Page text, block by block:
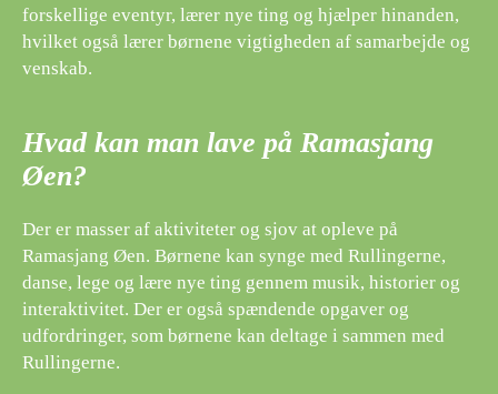
forskellige eventyr, lærer nye ting og hjælper hinanden,
hvilket også lærer børnene vigtigheden af ​​samarbejde og
venskab.
Hvad kan man lave på Ramasjang
Øen?
Der er masser af aktiviteter og sjov at opleve på
Ramasjang Øen. Børnene kan synge med Rullingerne,
danse, lege og lære nye ting gennem musik, historier og
interaktivitet. Der er også spændende opgaver og
udfordringer, som børnene kan deltage i sammen med
Rullingerne.